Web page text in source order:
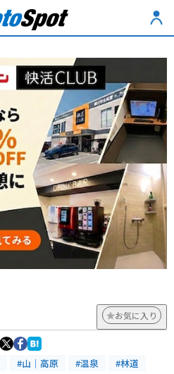
お気に入り
#山｜高原 #温泉 #林道